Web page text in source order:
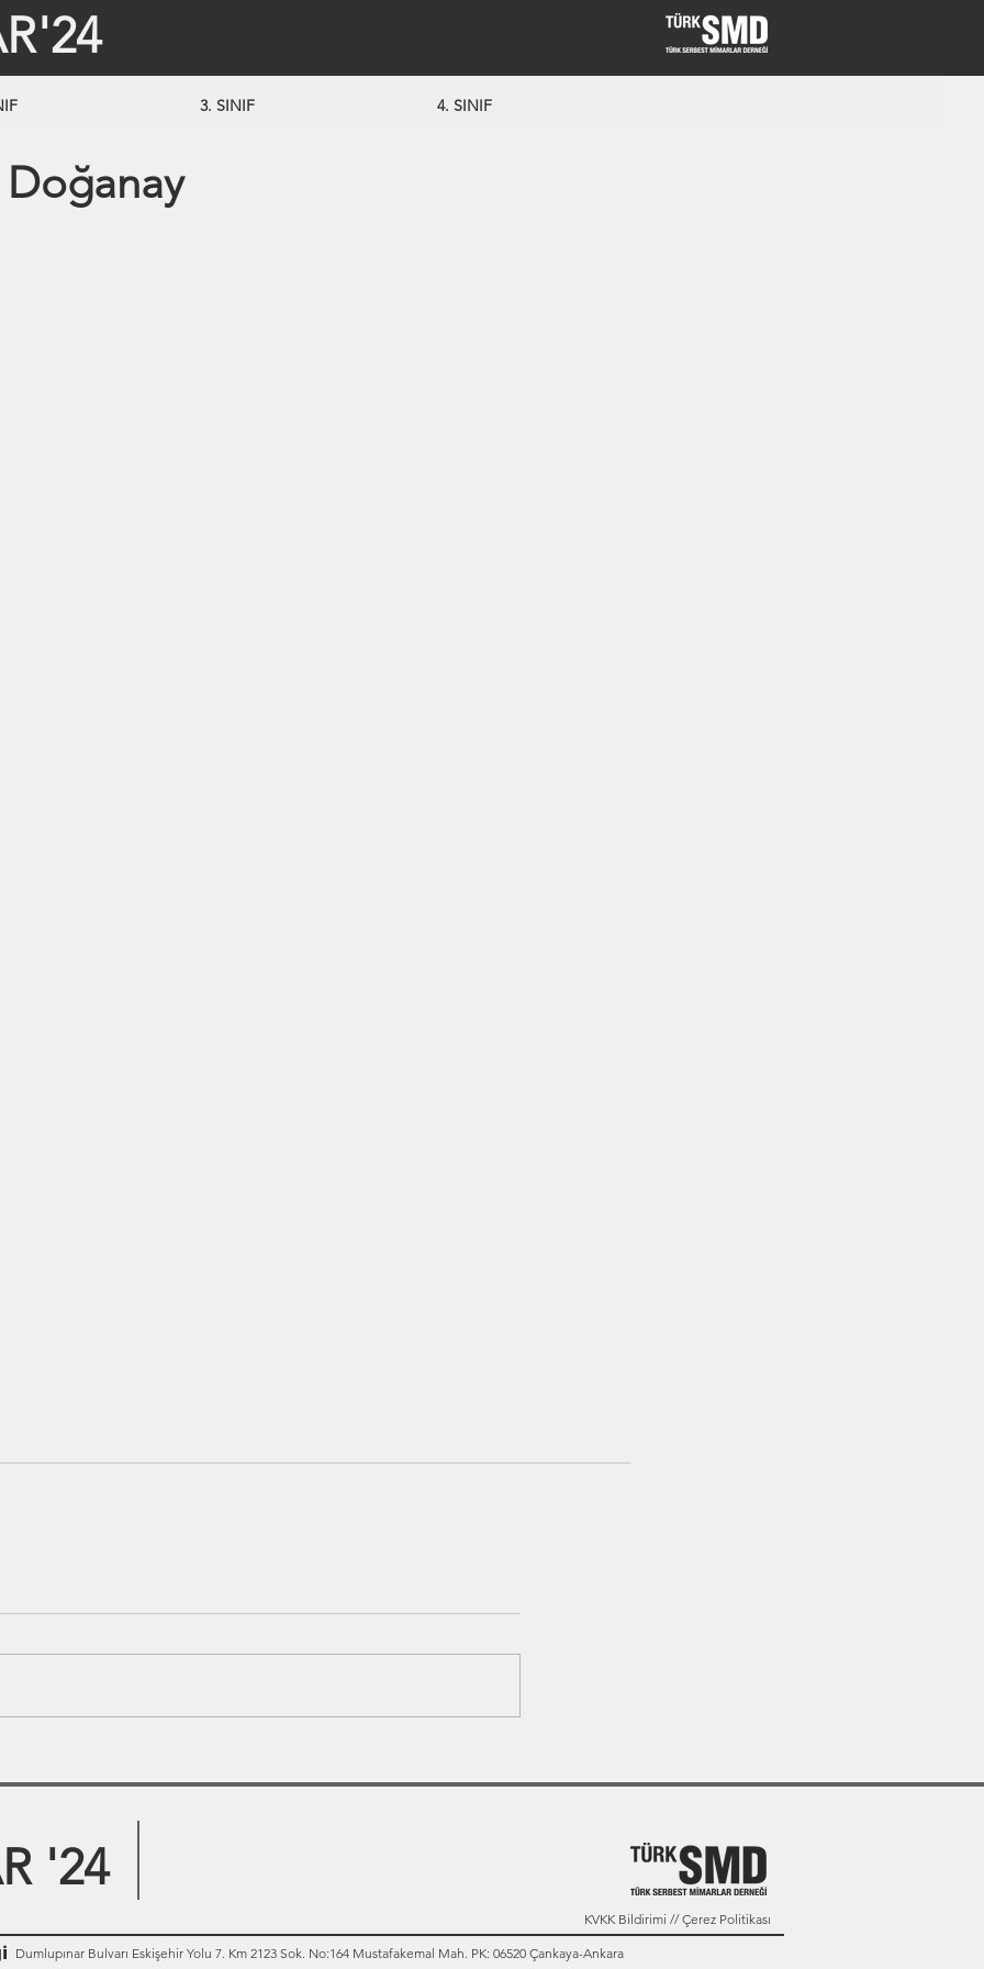
3. SINIF 4. SINIF
'24
KVKK Bildirimi // Çerez Politikası
Dumlupınar Bulvarı Eskişehir Yolu 7. Km 2123 Sok. No:164 Mustafakemal Mah. PK: 06520 Çankaya-Ankara